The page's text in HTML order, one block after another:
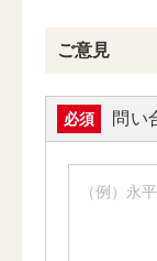
ご意見
必須 問い